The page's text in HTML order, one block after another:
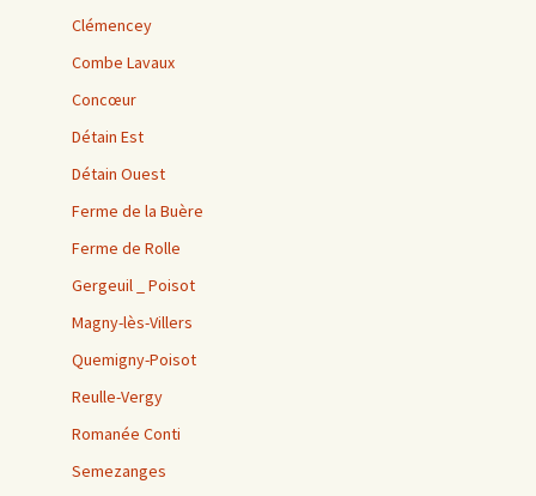
Clémencey
Combe Lavaux
Concœur
Détain Est
Détain Ouest
Ferme de la Buère
Ferme de Rolle
Gergeuil _ Poisot
Magny-lès-Villers
Quemigny-Poisot
Reulle-Vergy
Romanée Conti
Semezanges